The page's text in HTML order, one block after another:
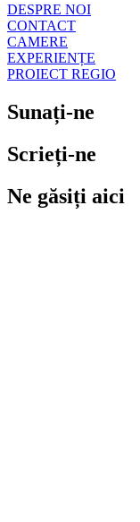
DESPRE NOI
CONTACT
CAMERE
EXPERIENȚE
PROIECT REGIO
Sunați-ne
Scrieți-ne
Ne găsiți aici